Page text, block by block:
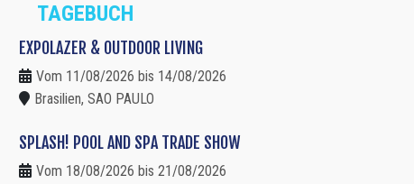
TAGEBUCH
EXPOLAZER & OUTDOOR LIVING
Vom 11/08/2026 bis 14/08/2026
Brasilien, SAO PAULO
SPLASH! POOL AND SPA TRADE SHOW
Vom 18/08/2026 bis 21/08/2026